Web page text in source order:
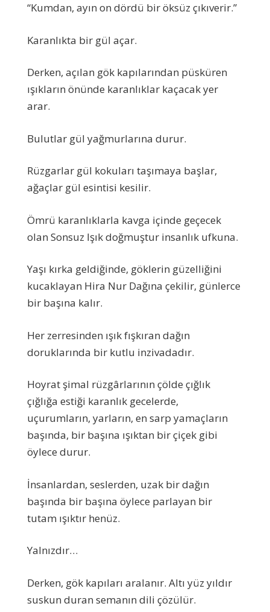
“Kumdan, ayın on dördü bir öksüz çıkıverir.”
Karanlıkta bir gül açar.
Derken, açılan gök kapılarından püsküren
ışıkların önünde karanlıklar kaçacak yer
arar.
Bulutlar gül yağmurlarına durur.
Rüzgarlar gül kokuları taşımaya başlar,
ağaçlar gül esintisi kesilir.
Ömrü karanlıklarla kavga içinde geçecek
olan Sonsuz Işık doğmuştur insanlık ufkuna.
Yaşı kırka geldiğinde, göklerin güzelliğini
kucaklayan Hira Nur Dağına çekilir, günlerce
bir başına kalır.
Her zerresinden ışık fışkıran dağın
doruklarında bir kutlu inzivadadır.
Hoyrat şimal rüzgârlarının çölde çığlık
çığlığa estiği karanlık gecelerde,
uçurumların, yarların, en sarp yamaçların
başında, bir başına ışıktan bir çiçek gibi
öylece durur.
İnsanlardan, seslerden, uzak bir dağın
başında bir başına öylece parlayan bir
tutam ışıktır henüz.
Yalnızdır…
Derken, gök kapıları aralanır. Altı yüz yıldır
suskun duran semanın dili çözülür.